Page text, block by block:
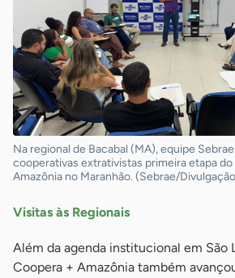
Na regional de Bacabal (MA), equipe
cooperativas extrativistas primeira etapa do
Amazônia no Maranhão. (Sebrae/
Visitas às Regionais
Além da agenda institucional em São
Coopera + Amazônia também